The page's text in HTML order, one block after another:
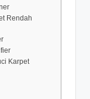
Rendah
Karpet